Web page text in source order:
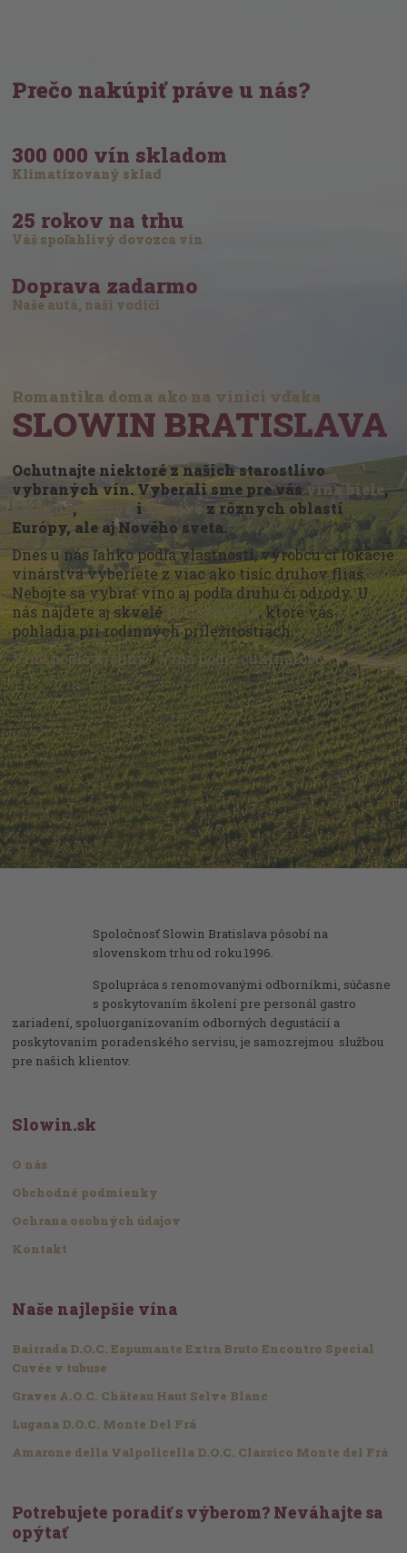
Prečo nakúpiť práve u nás?
300 000 vín skladom
Klimatizovaný sklad
25 rokov na trhu
Váš spoľahlivý dovozca vín
Doprava zadarmo
Naše autá, naši vodiči
Romantika doma ako na vinici vďaka
SLOWIN BRATISLAVA
Ochutnajte niektoré z našich starostlivo
vybraných vín. Vyberali sme pre vásvína biele,
červené, i šumivé z rôznych oblastí
Európy, ale aj Nového sveta.
Dnes u nás ľahko podľa vlastností, výrobcu či lokácie
vinárstva vyberiete z viac ako tisíc druhov fliaš.
Nebojte sa vybrať víno aj podľa druhu či odrody. U
nás nájdete aj skveléportské vína, ktoré vás
pohladia pri rodinných príležitostiach.
Vína podľa krajiny/Vína podľa cukrnatosti
Spoločnosť Slowin Bratislava pôsobí na
slovenskom trhu od roku 1996.
Spolupráca s renomovanými odborníkmi, súčasne
s poskytovaním školení pre personál gastro
zariadení, spoluorganizovaním odborných degustácií a
poskytovaním poradenského servisu, je samozrejmou službou
pre našich klientov.
Slowin.sk
O nás
Obchodné podmienky
Ochrana osobných údajov
Kontakt
Naše najlepšie vína
Bairrada D.O.C. Espumante Extra Bruto Encontro Special
Cuvée v tubuse
Graves A.O.C. Château Haut Selve Blanc
Lugana D.O.C. Monte Del Frá
Amarone della Valpolicella D.O.C. Classico Monte del Frá
Potrebujete poradiť s výberom? Neváhajte sa
opýtať